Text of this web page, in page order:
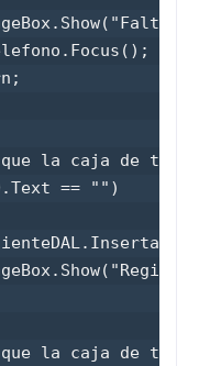
la caja de
== "")
la caja de